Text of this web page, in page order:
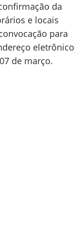
da
e locais
para
eletrônico
de março.